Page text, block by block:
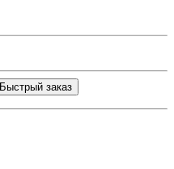
Быстрый заказ